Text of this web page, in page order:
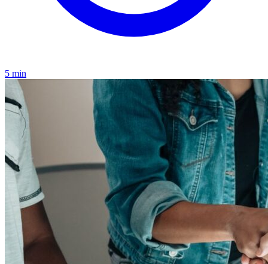
5 min